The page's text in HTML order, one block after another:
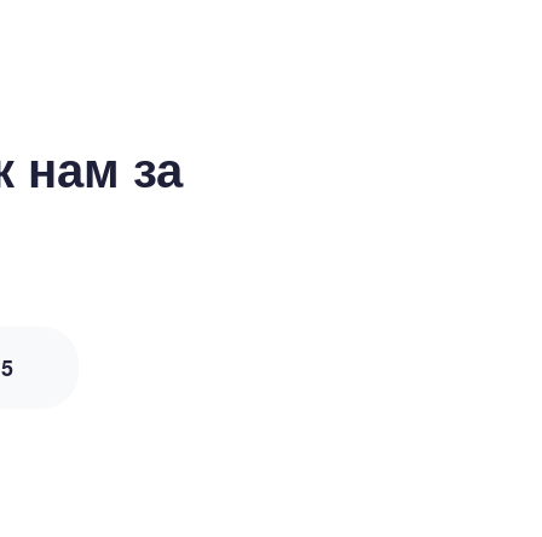
нам за
5